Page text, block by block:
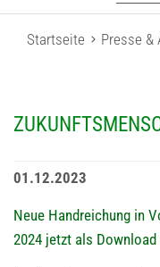
Startseite Presse &
01.12.2023
Neue Handreichung in
2024 jetzt als Download